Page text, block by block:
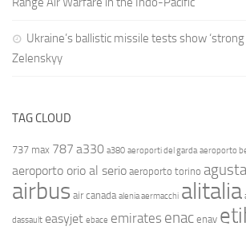
Ukraine’s ballistic missile tests show ‘strong
Zelenskyy
TAG CLOUD
737 max 787 a330 a380 aeroporti del garda aeroporto
aeroporto orio al serio aeroporto torino
airbus air canada alenia aermacchi alitalia
dassault easyjet ebace emirates enac enav